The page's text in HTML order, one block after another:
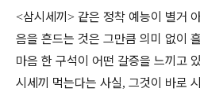
<삼시세끼 > 같은 정착 예능이 별거
음을 흔드는 것은 그만큼 의미 없이
마음 한 구석이 어떤 갈증을 느끼고
시세끼 먹는다는 사실, 그것이 바로